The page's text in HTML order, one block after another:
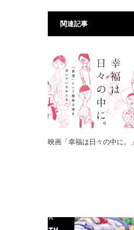
関連記事
映画「幸福は日々の中に。」